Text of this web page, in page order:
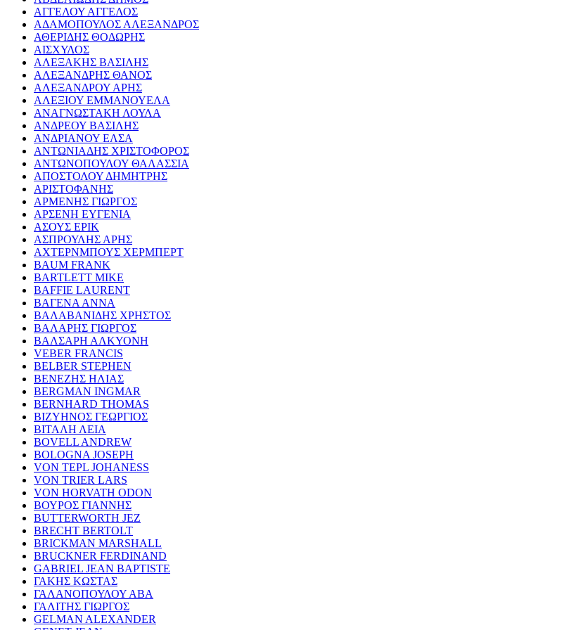
ΑΓΓΕΛΟΥ ΑΓΓΕΛΟΣ
ΑΔΑΜΟΠΟΥΛΟΣ ΑΛΕΞΑΝΔΡΟΣ
ΑΘΕΡΙΔΗΣ ΘΟΔΩΡΗΣ
ΑΙΣΧΥΛΟΣ
ΑΛΕΞΑΚΗΣ ΒΑΣΙΛΗΣ
ΑΛΕΞΑΝΔΡΗΣ ΘΑΝΟΣ
ΑΛΕΞΑΝΔΡΟΥ ΑΡΗΣ
ΑΛΕΞΙΟΥ ΕΜΜΑΝΟΥΕΛΑ
ΑΝΑΓΝΩΣΤΑΚΗ ΛΟΥΛΑ
ΑΝΔΡΕΟΥ ΒΑΣΙΛΗΣ
ΑΝΔΡΙΑΝΟΥ ΕΛΣΑ
ΑΝΤΩΝΙΑΔΗΣ ΧΡΙΣΤΟΦΟΡΟΣ
ΑΝΤΩΝΟΠΟΥΛΟΥ ΘΑΛΑΣΣΙΑ
ΑΠΟΣΤΟΛΟΥ ΔΗΜΗΤΡΗΣ
ΑΡΙΣΤΟΦΑΝΗΣ
ΑΡΜΕΝΗΣ ΓΙΩΡΓΟΣ
ΑΡΣΕΝΗ ΕΥΓΕΝΙΑ
ΑΣΟΥΣ ΕΡΙΚ
ΑΣΠΡΟΥΛΗΣ ΑΡΗΣ
ΑΧΤΕΡΝΜΠΟΥΣ ΧΕΡΜΠΕΡΤ
BAUM FRANK
BARTLETT MIKE
BAFFIE LAURENT
ΒΑΓΕΝΑ ΑΝΝΑ
ΒΑΛΑΒΑΝΙΔΗΣ ΧΡΗΣΤΟΣ
ΒΑΛΑΡΗΣ ΓΙΩΡΓΟΣ
ΒΑΛΣΑΡΗ ΑΛΚΥΟΝΗ
VEBER FRANCIS
BELBER STEPHEN
ΒΕΝΕΖΗΣ ΗΛΙΑΣ
BERGMAN INGMAR
BERNHARD THOMAS
ΒΙΖΥΗΝΟΣ ΓΕΩΡΓΙΟΣ
ΒΙΤΑΛΗ ΛΕΙΑ
BOVELL ANDREW
BOLOGNA JOSEPH
VON TEPL JOHANESS
VON TRIER LARS
VON HORVATH ODON
ΒΟΥΡΟΣ ΓΙΑΝΝΗΣ
BUTTERWORTH JEZ
BRECHT BERTOLT
BRICKMAN MARSHALL
BRUCKNER FERDINAND
GABRIEL JEAN BAPTISTE
ΓΑΚΗΣ ΚΩΣΤΑΣ
ΓΑΛΑΝΟΠΟΥΛΟΥ ΑΒΑ
ΓΑΛΙΤΗΣ ΓΙΩΡΓΟΣ
GELMAN ALEXANDER